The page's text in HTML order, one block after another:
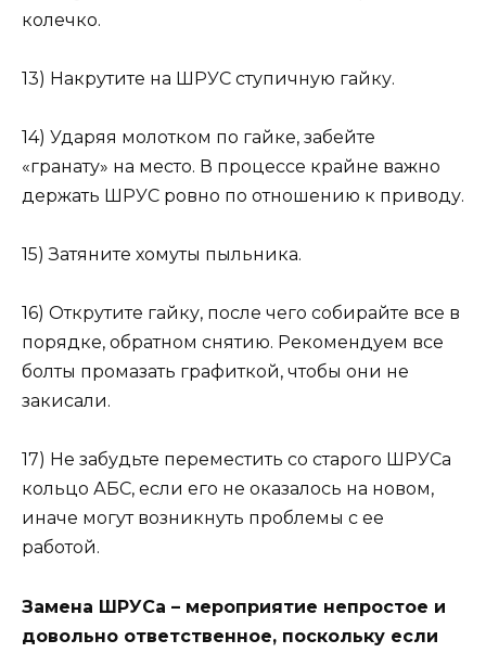
колечко.
13) Накрутите на ШРУС ступичную гайку.
14) Ударяя молотком по гайке, забейте
«гранату» на место. В процессе крайне важно
держать ШРУС ровно по отношению к приводу.
15) Затяните хомуты пыльника.
16) Открутите гайку, после чего собирайте все в
порядке, обратном снятию. Рекомендуем все
болты промазать графиткой, чтобы они не
закисали.
17) Не забудьте переместить со старого ШРУСа
кольцо АБС, если его не оказалось на новом,
иначе могут возникнуть проблемы с ее
работой.
Замена ШРУСа – мероприятие непростое и
довольно ответственное, поскольку если